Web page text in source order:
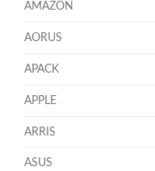
AMAZON
AORUS
APACK
APPLE
ARRIS
ASUS